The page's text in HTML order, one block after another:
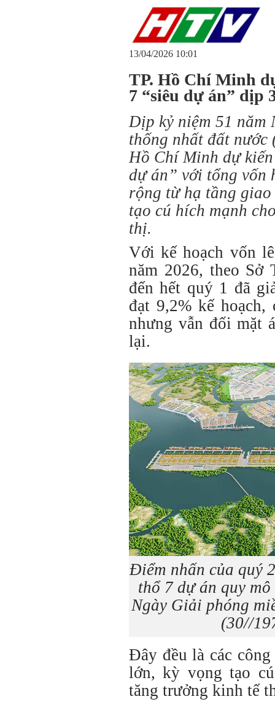
13/04/2026 10:01
TP. Hồ Chí Minh
7 “siêu dự án” dịp
Dịp kỷ niệm 51 năm
thống nhất đất nước
Hồ Chí Minh dự
dự án” với tổng vốn
rộng từ hạ tầng
tạo cú hích mạnh
thị.
Với kế hoạch vốn
năm 2026, theo
đến hết quý 1 đã
đạt 9,2% kế
nhưng vẫn đối mặt
lại.
Điểm nhấn của quý
thổ 7 dự án quy
Ngày Giải phóng
(30//
Đây đều là các
lớn, kỳ vọng tạo
tăng trưởng kinh tế